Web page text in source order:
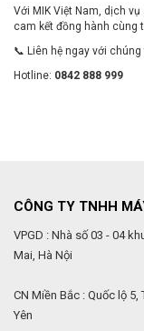
Với MIK Việt Nam, dịch
cam kết đồng hành cùng
📞 Liên hệ ngay với
Hotline: 0842 888 999
CÔNG TY TNHH
VPGD : Nhà số 03 - 04
Mai, Hà Nội
CN Miền Bắc : Quốc lộ
Yên